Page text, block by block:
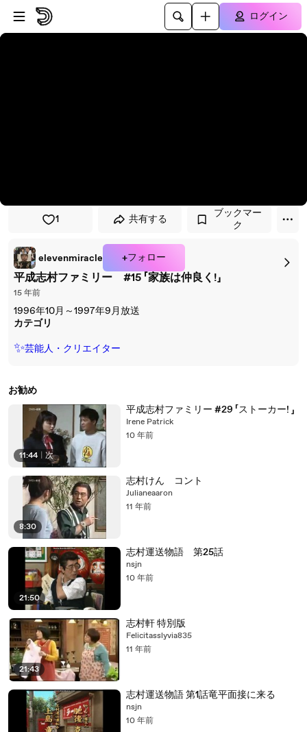
プレイヤーにスキップ
メインコンテンツにスキップ
ログイン
1 共有する
ブックマー
ク
elevenmiracle +フォロー
平成志村ファミリー #15 「家族は仲良く!」
15 年前
1996年10月～1997年9月放送
カテゴリ
✨芸能人・クリエイター
お勧め
11:44 次
平成志村ファミリー #29 「ストーカー! 」
Irene Patrick
10 年前
8:30
志村けん コント
Julianeaaron
11 年前
21:50
志村運送物語 第25話
nsjn
10 年前
21:43
志村軒 特別版
Felicitasslyvia835
11 年前
志村運送物語 第1話竜平面接に来る
nsjn
10 年前